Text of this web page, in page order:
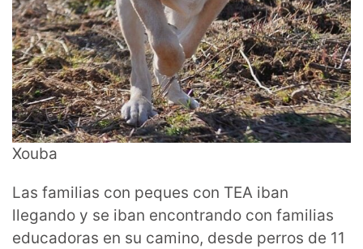
Xouba
Las familias con peques con TEA iban
llegando y se iban encontrando con familias
educadoras en su camino, desde perros de 11